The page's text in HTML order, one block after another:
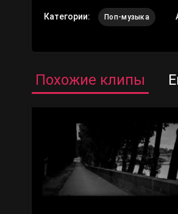
Категории: Поп-музыка
Похожие клипы